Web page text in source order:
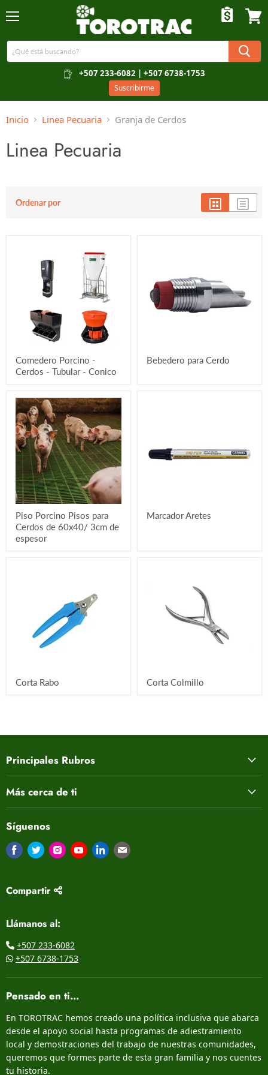
+507 233-6082 | +507 6738-1753
Suscribirme
Inicio Linea Pecuaria Granja de Cerdos
Linea Pecuaria
Ordenar por
Comedero Porcino -
Cerdos - Tubular - Conico
Bebedero para Cerdo
Piso Porcino Pisos para
Cerdos de 60x40/ 3cm de
espesor
Marcador Aretes
Corta Rabo Corta Colmillo
Principales Rubros
Más cerca de ti
Síguenos
Encuéntrenos en Facebook
Encuéntrenos en Twitter
Encuéntrenos en Instagram
Encuéntrenos en Youtube
Encuéntrenos en LinkedIn
Encuéntrenos en Correo
Compartir
Llámanos al:
+507 233-6082
+507 6738-1753
Pensado en ti...
En TOROTRAC hemos creado una política inclusiva que abarca
desde el apoyo social hasta programas de adiestramiento
local y demostraciones del trabajo de nuestras comunidades,
queremos que formes parte de esta gran familia y nos cuentes
tu historia.